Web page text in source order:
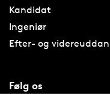
Kandidat
Ingeniør
Efter- og
Følg os